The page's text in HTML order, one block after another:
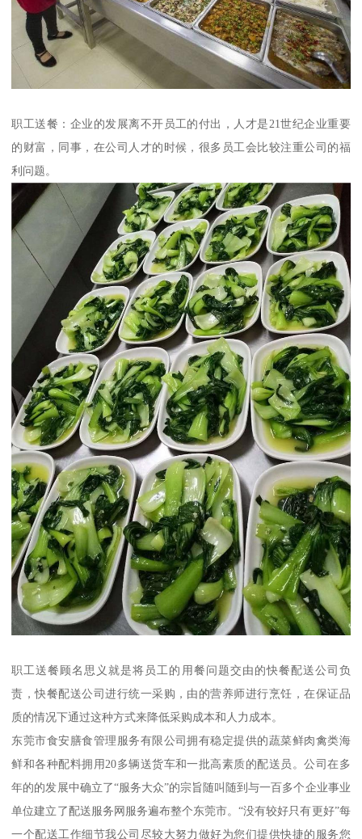
职工送餐：企业的发展离不开员工的付出，人才是21世纪企业重要
的财富，同事，在公司人才的时候，很多员工会比较注重公司的福
利问题。
职工送餐顾名思义就是将员工的用餐问题交由的快餐配送公司负
责，快餐配送公司进行统一采购，由的营养师进行烹饪，在保证品
质的情况下通过这种方式来降低采购成本和人力成本。
东莞市食安膳食管理服务有限公司拥有稳定提供的蔬菜鲜肉禽类海
鲜和各种配料拥用20多辆送货车和一批高素质的配送员。公司在多
年的的发展中确立了“服务大众”的宗旨随叫随到与一百多个企业事业
单位建立了配送服务网服务遍布整个东莞市。“没有较好只有更好”每
一个配送工作细节我公司尽较大努力做好为您们提供快捷的服务您